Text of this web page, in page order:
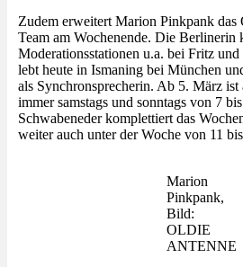
Zudem erweitert Marion Pinkpank
Team am Wochenende. Die Berlinerin
Moderationsstationen u.a. bei Fritz
lebt heute in Ismaning bei München
als Synchronsprecherin. Ab 5. März ist
immer samstags und sonntags von 7
Schwabeneder komplettiert das
weiter auch unter der Woche von 11
Marion
Pinkpank,
Bild:
OLDIE
ANTENNE